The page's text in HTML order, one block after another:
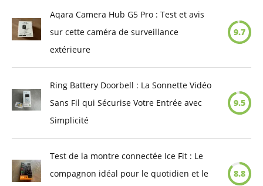
Aqara Camera Hub G5 Pro : Test et avis
sur cette caméra de surveillance
extérieure
9.7
Ring Battery Doorbell : La Sonnette Vidéo
Sans Fil qui Sécurise Votre Entrée avec
Simplicité
9.5
Test de la montre connectée Ice Fit : Le
compagnon idéal pour le quotidien et le
8.8